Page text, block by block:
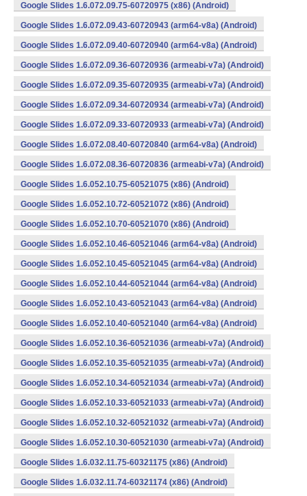
Google Slides 1.6.072.09.75-60720975 (x86) (Android)
Google Slides 1.6.072.09.43-60720943 (arm64-v8a) (Android)
Google Slides 1.6.072.09.40-60720940 (arm64-v8a) (Android)
Google Slides 1.6.072.09.36-60720936 (armeabi-v7a) (Android)
Google Slides 1.6.072.09.35-60720935 (armeabi-v7a) (Android)
Google Slides 1.6.072.09.34-60720934 (armeabi-v7a) (Android)
Google Slides 1.6.072.09.33-60720933 (armeabi-v7a) (Android)
Google Slides 1.6.072.08.40-60720840 (arm64-v8a) (Android)
Google Slides 1.6.072.08.36-60720836 (armeabi-v7a) (Android)
Google Slides 1.6.052.10.75-60521075 (x86) (Android)
Google Slides 1.6.052.10.72-60521072 (x86) (Android)
Google Slides 1.6.052.10.70-60521070 (x86) (Android)
Google Slides 1.6.052.10.46-60521046 (arm64-v8a) (Android)
Google Slides 1.6.052.10.45-60521045 (arm64-v8a) (Android)
Google Slides 1.6.052.10.44-60521044 (arm64-v8a) (Android)
Google Slides 1.6.052.10.43-60521043 (arm64-v8a) (Android)
Google Slides 1.6.052.10.40-60521040 (arm64-v8a) (Android)
Google Slides 1.6.052.10.36-60521036 (armeabi-v7a) (Android)
Google Slides 1.6.052.10.35-60521035 (armeabi-v7a) (Android)
Google Slides 1.6.052.10.34-60521034 (armeabi-v7a) (Android)
Google Slides 1.6.052.10.33-60521033 (armeabi-v7a) (Android)
Google Slides 1.6.052.10.32-60521032 (armeabi-v7a) (Android)
Google Slides 1.6.052.10.30-60521030 (armeabi-v7a) (Android)
Google Slides 1.6.032.11.75-60321175 (x86) (Android)
Google Slides 1.6.032.11.74-60321174 (x86) (Android)